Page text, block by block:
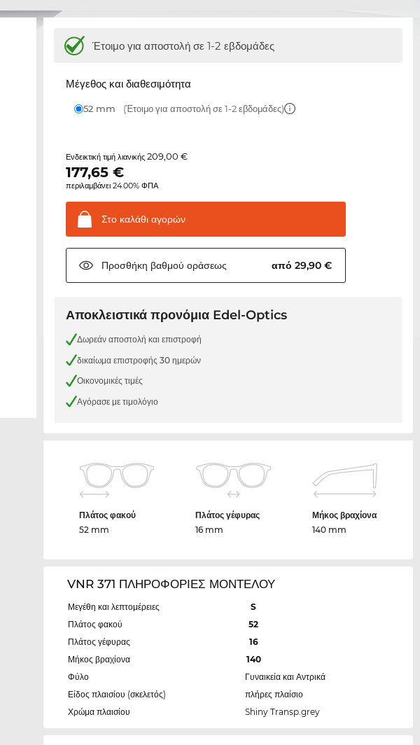
Έτοιμο για αποστολή σε 1-2 εβδομάδες
Μέγεθος και διαθεσιμότητα
52 mm (Έτοιμο για αποστολή σε 1-2 εβδομάδες)
Ενδεικτική τιμή λιανικής209,00 €
177,65 €
περιλαμβάνει 24.00% ΦΠΑ
Στο καλάθι αγορών
Προσθήκη βαθμού οράσεως από 29,90 €
Αποκλειστικά προνόμια Edel-Optics
Δωρεάν αποστολή και επιστροφή
δικαίωμα επιστροφής 30 ημερών
Οικονομικές τιμές
Αγόρασε με τιμολόγιο
Πλάτος φακού
52 mm
Πλάτος γέφυρας
16 mm
Μήκος βραχίονα
140 mm
VNR 371 ΠΛΗΡΟΦΟΡΙΕΣ ΜΟΝΤΕΛΟΥ
Μεγέθη και λεπτομέρειες
S
Πλάτος φακού
52
Πλάτος γέφυρας
16
Μήκος βραχίονα
140
Φύλο
Γυναικεία και Αντρικά
Είδος πλαισίου (σκελετός)
πλήρες πλαίσιο
Χρώμα πλαισίου
Shiny Transp.grey